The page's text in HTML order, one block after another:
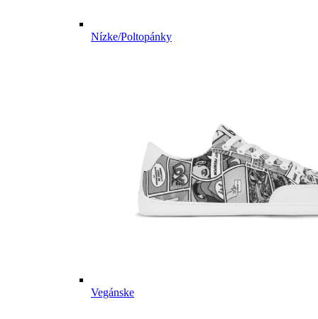
Nízke/Poltopánky
Vegánske